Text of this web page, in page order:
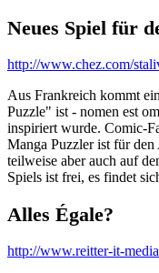
Neues Spiel für
http://www.chez.com/
Aus Frankreich kommt
Puzzle" ist - nomen est
inspiriert wurde. Comic-
Manga Puzzler ist für
teilweise aber auch auf
Spiels ist frei, es findet
Alles Égale?
http://www.reitter-it-